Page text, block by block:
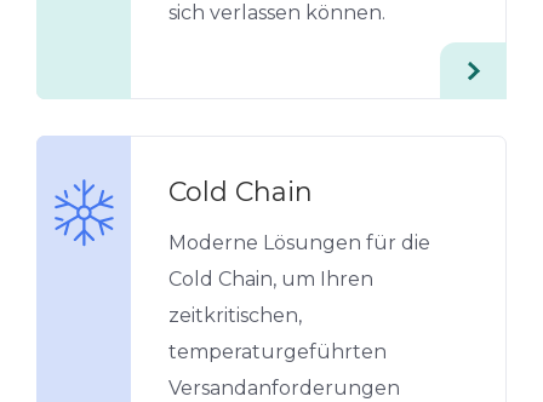
sich verlassen können.
Cold Chain
Moderne Lösungen für die
Cold Chain, um Ihren
zeitkritischen,
temperaturgeführten
Versandanforderungen